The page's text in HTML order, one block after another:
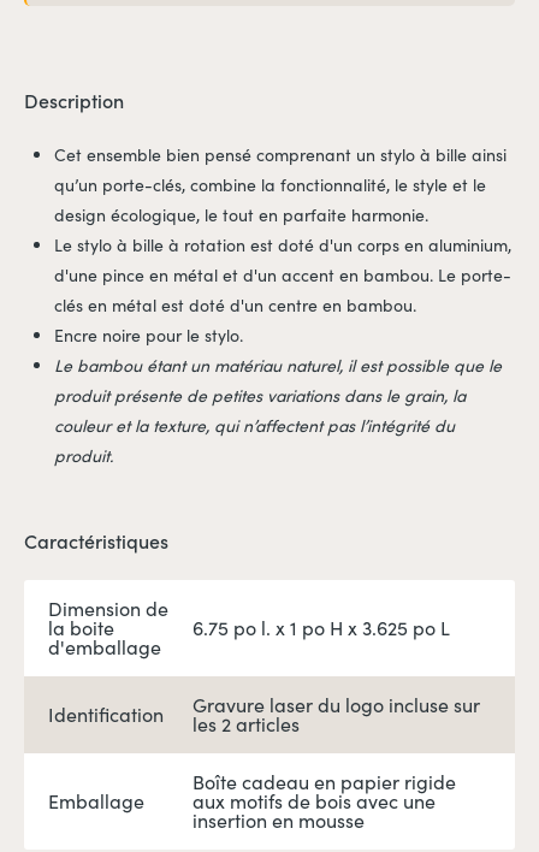
Description
Cet ensemble bien pensé comprenant un stylo à bille ainsi
qu’un porte-clés, combine la fonctionnalité, le style et le
design écologique, le tout en parfaite harmonie.
Le stylo à bille à rotation est doté d'un corps en aluminium,
d'une pince en métal et d'un accent en bambou. Le porte-
clés en métal est doté d'un centre en bambou.
Encre noire pour le stylo.
Le bambou étant un matériau naturel, il est possible que le
produit présente de petites variations dans le grain, la
couleur et la texture, qui n’affectent pas l’intégrité du
produit.
Caractéristiques
Dimension de
la boite
d'emballage
6.75 po l. x 1 po H x 3.625 po L
Identification Gravure laser du logo incluse sur
les 2 articles
Emballage
Boîte cadeau en papier rigide
aux motifs de bois avec une
insertion en mousse